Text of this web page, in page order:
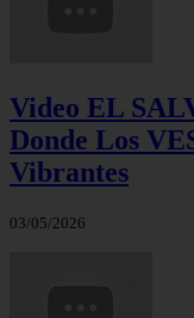
Video EL
Donde Los
Vibrantes
03/05/2026